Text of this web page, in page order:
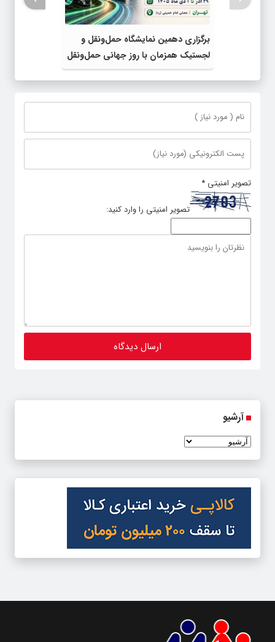
برگزاری دهمین نمایشگاه حمل‌ونقل و
لجستیک همزمان با روز جهانی حمل‌ونقل
پایدار سازمان ملل متحد
تصویر امنیتی *
تصویر امنیتی را وارد کنید:
آرشیو